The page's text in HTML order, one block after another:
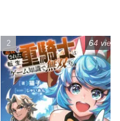
64